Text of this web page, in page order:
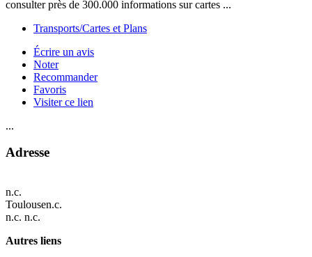
consulter près de 300.000 informations sur cartes ...
Transports/Cartes et Plans
Écrire un avis
Noter
Recommander
Favoris
Visiter ce lien
...
Adresse
n.c.
Toulousen.c.
n.c. n.c.
Autres liens